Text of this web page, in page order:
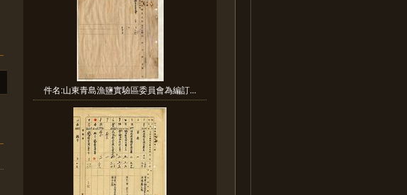
件名:山東青島漁鹽實驗區委員會為編訂...